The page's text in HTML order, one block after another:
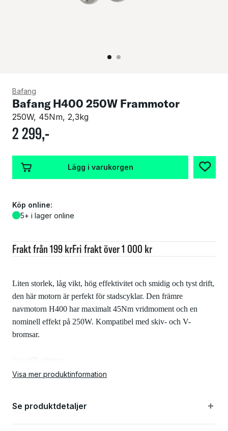
Bafang
Bafang H400 250W Frammotor
250W, 45Nm, 2,3kg
2299,-
Liten storlek, låg vikt, hög effektivitet och smidig och tyst drift,
den här motorn är perfekt för stadscyklar. Den främre
navmotorn H400 har maximalt 45Nm vridmoment och en
nominell effekt på 250W. Kompatibel med skiv- och V-
bromsar.
Torque: 45 Nm
Visa mer produktinformation
Frakt från 199 krFri frakt över 1 000 kr
Lägg i varukorgen
Köp online:
5+ i lager online
Se produktdetaljer